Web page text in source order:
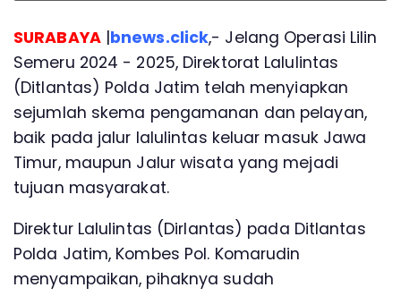
SURABAYA| bnews.click,- Jelang Operasi Lilin
Semeru 2024 - 2025, Direktorat Lalulintas
(Ditlantas) Polda Jatim telah menyiapkan
sejumlah skema pengamanan dan pelayan,
baik pada jalur lalulintas keluar masuk Jawa
Timur, maupun Jalur wisata yang mejadi
tujuan masyarakat.
Direktur Lalulintas (Dirlantas) pada Ditlantas
Polda Jatim, Kombes Pol. Komarudin
menyampaikan, pihaknya sudah